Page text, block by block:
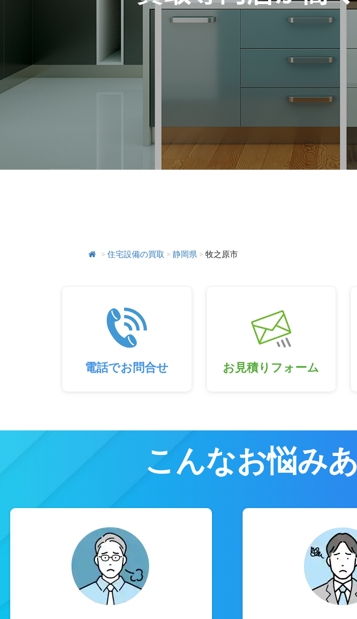
> 住宅設備の買取 > 静岡県 > 牧之原市
電話でお問合せ お見積りフォーム
こんなお悩み